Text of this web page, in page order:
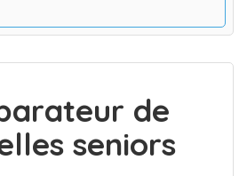
de
seniors